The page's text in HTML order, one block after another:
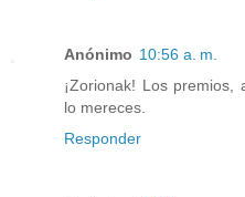
Anónimo 10:56 a. m.
¡Zorionak! Los premios,
lo mereces.
Responder